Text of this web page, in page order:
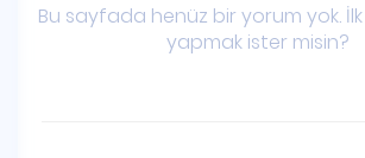
Bu sayfada henüz bir yorum yok.
yapmak ister misin?